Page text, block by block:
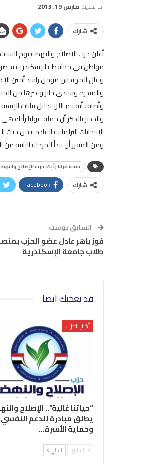
آخر تحديث مارس 19, 2013
شارك
مواطن في محافظة الإسكندرية بخصوص
وقال المهندس مؤمن راشد أمين
والمندرة وسيدي جابر وغيرها من
وأضاف أنه يتم الآن تحليل بيانات
والجدير بالذكر أن حملة قولنا
الإنتخابات البرلمانية القادمة من
ومن المقرر أن تبدأ المرحلة الثانية
حملة قزلنا رأيك، حزب الإصلاح
شارك Facebook
السابق بوست
فوز باهر عادل عضو الحزب
طلاب جامعة الإسكندرية
قد يعجبك ايضا
أخبار الحزب
“حياتنا غالية”.. الإصلاح
يطلق مبادرة للدعم النفسي
وحماية الأسرة…
السابق التالي